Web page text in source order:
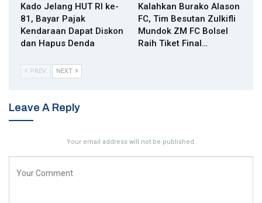
Kado Jelang HUT RI ke-
81, Bayar Pajak
Kendaraan Dapat Diskon
dan Hapus Denda
Kalahkan Burako Alason
FC, Tim Besutan Zulkifli
Mundok ZM FC Bolsel
Raih Tiket Final…
PREV NEXT
Leave A Reply
Your email address will not be published.